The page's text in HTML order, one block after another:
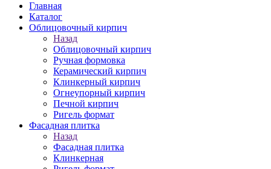
Главная
Каталог
Облицовочный кирпич
Назад
Облицовочный кирпич
Ручная формовка
Керамический кирпич
Клинкерный кирпич
Огнеупорный кирпич
Печной кирпич
Ригель формат
Фасадная плитка
Назад
Фасадная плитка
Клинкерная